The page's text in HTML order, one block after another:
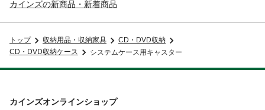
カインズの新商品・新着商品
トップ 収納用品・収納家具
CD・DVD収納
CD・DVD収納ケース
システムケース用キャスター
カインズオンラインショップ